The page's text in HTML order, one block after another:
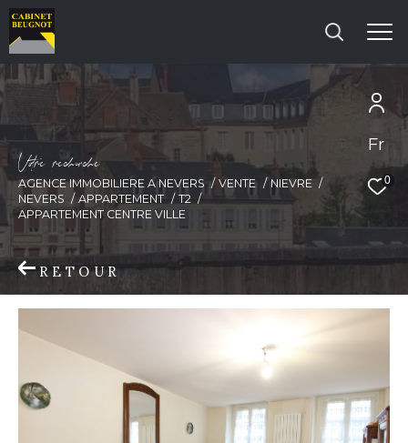
Fr
0
Vore recece
AGENCE IMMOBILIERE A NEVERS VENTE
NIEVRE
NEVERS
APPARTEMENT
T2
APPARTEMENT CENTRE VILLE
RETOUR
Effectuer une recherche
et trouver le bien qui correspond à vos
critères
Type d'offre
Vente
Type de bien
Type de bien
Budget